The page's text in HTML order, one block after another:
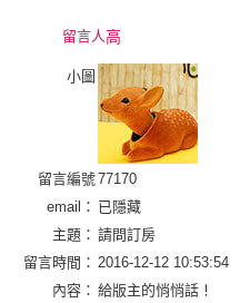
留言人高
小圖
留言編號77170
email： 已隱藏
主題： 請問訂房
留言時間： 2016-12-12 10:53:54
內容： 給版主的悄悄話！